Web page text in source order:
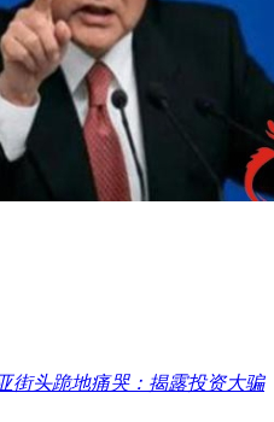
街头跪地痛哭：揭露投资大骗